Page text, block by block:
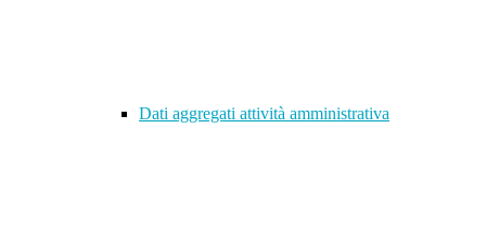
Dati aggregati attività amministrativa